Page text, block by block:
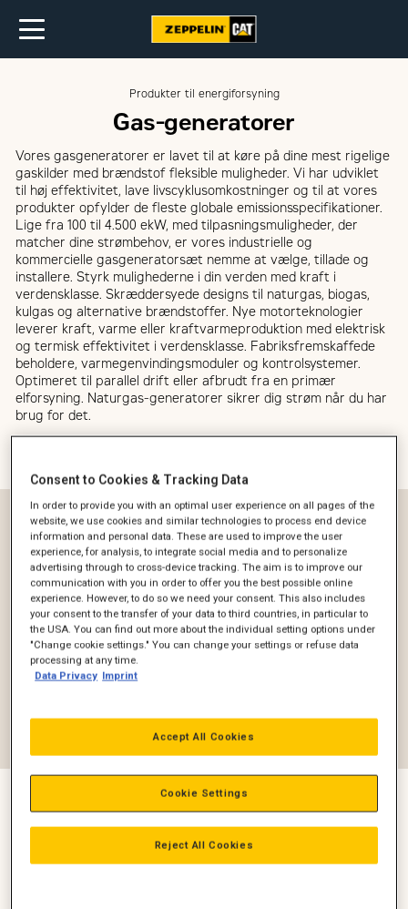
Produkter til energiforsyning
Gas-generatorer
Vores gasgeneratorer er lavet til at køre på dine mest rigelige
gaskilder med brændstof fleksible muligheder. Vi har udviklet
til høj effektivitet, lave livscyklusomkostninger og til at vores
produkter opfylder de fleste globale emissionsspecifikationer.
Lige fra 100 til 4.500 ekW, med tilpasningsmuligheder, der
matcher dine strømbehov, er vores industrielle og
kommercielle gasgeneratorsæt nemme at vælge, tillade og
installere. Styrk mulighederne i din verden med kraft i
verdensklasse. Skræddersyede designs til naturgas, biogas,
kulgas og alternative brændstoffer. Nye motorteknologier
leverer kraft, varme eller kraftvarmeproduktion med elektrisk
og termisk effektivitet i verdensklasse. Fabriksfremskaffede
beholdere, varmegenvindingsmoduler og kontrolsystemer.
Optimeret til parallel drift eller afbrudt fra en primær
elforsyning. Naturgas-generatorer sikrer dig strøm når du har
brug for det.
Effekt (kW)
Emission
Geografisk marked (reguleret/ikke-reguleret)
Frekvens (Hz)
Consent to Cookies & Tracking Data
In order to provide you with an optimal user experience on all pages of the
website, we use cookies and similar technologies to process end device
information and personal data. These are used to improve the user
experience, for analysis, to integrate social media and to personalize
advertising through to cross-device tracking. The aim is to improve our
communication with you in order to offer you the best possible online
experience. However, to do so we need your consent. This also includes
your consent to the transfer of your data to third countries, in particular to
the USA. You can find out more about the individual setting options under
"Change cookie settings." You can change your settings or refuse data
processing at any time.
Data Privacy Imprint
Reject All Cookies
Accept All Cookies
Cookie Settings